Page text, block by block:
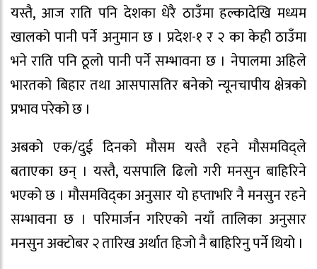
यस्तै, आज राति पनि देशका धेरै ठाउँमा हल्कादेखि मध्यम
खालको पानी पर्ने अनुमान छ । प्रदेश-१ र २ का केही ठाउँमा
भने राति पनि ठूलो पानी पर्ने सम्भावना छ । नेपालमा अहिले
भारतको बिहार तथा आसपासतिर बनेको न्यूनचापीय क्षेत्रको
प्रभाव परेको छ ।
अबको एक/दुई दिनको मौसम यस्तै रहने मौसमविद्ले
बताएका छन् । यस्तै, यसपालि ढिलो गरी मनसुन बाहिरिने
भएको छ । मौसमविद्का अनुसार यो हप्ताभरि नै मनसुन रहने
सम्भावना छ । परिमार्जन गरिएको नयाँ तालिका अनुसार
मनसुन अक्टोबर २ तारिख अर्थात हिजो नै बाहिरिनु पर्ने थियो ।